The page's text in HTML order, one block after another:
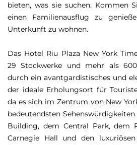
bieten, was sie suchen. Kommen
einen Familienausflug zu
Unterkunft zu wohnen.
Das Hotel Riu Plaza New York
29 Stockwerke und mehr als
durch ein avantgardistisches und
der ideale Erholungsort für
da es sich im Zentrum von New
bedeutendsten
Building, dem Central Park, dem
Carnegie Hall und den